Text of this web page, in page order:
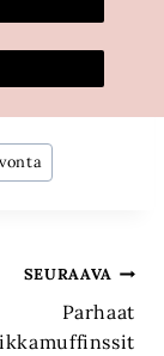
SEURAAVA
Parhaat